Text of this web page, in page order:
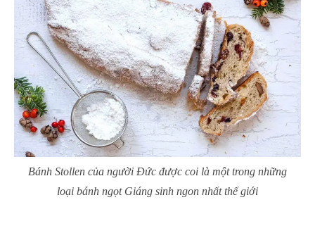
Bánh Stollen của người Đức được coi là một trong những
loại bánh ngọt Giáng sinh ngon nhất thế giới